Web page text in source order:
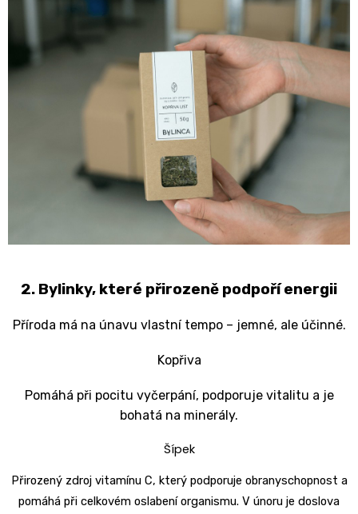
2. Bylinky, které přirozeně podpoří energii
Příroda má na únavu vlastní tempo – jemné, ale účinné.
Kopřiva
Pomáhá při pocitu vyčerpání, podporuje vitalitu a je
bohatá na minerály.
Šípek
Přirozený zdroj vitamínu C, který podporuje obranyschopnost a
pomáhá při celkovém oslabení organismu. V únoru je doslova